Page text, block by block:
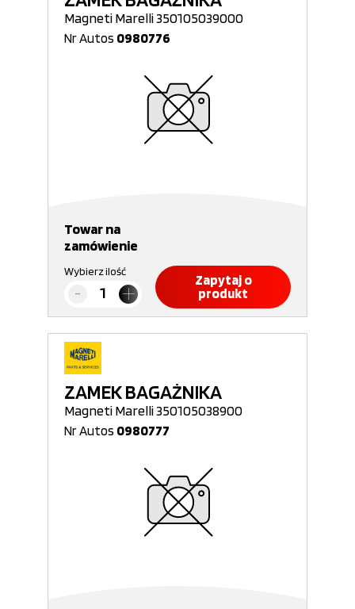
Magneti Marelli 350105039000
Nr Autos 0980776
Towar na
zamówienie
Wybierz ilość
Zapytaj o
produkt
ZAMEK BAGAŻNIKA
Magneti Marelli 350105038900
Nr Autos 0980777